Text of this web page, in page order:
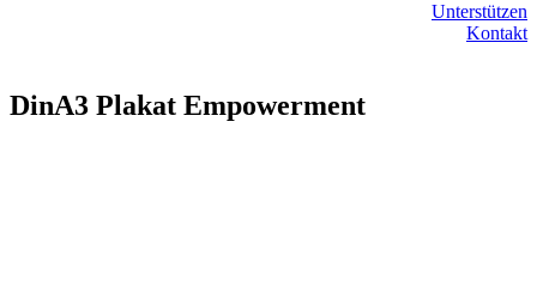
Unterstützen
Kontakt
DinA3 Plakat Empowerment